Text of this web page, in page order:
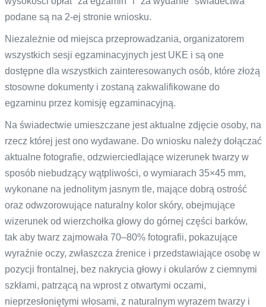
podane są na 2-ej stronie wniosku.
Niezależnie od miejsca przeprowadzania, organizatorem
wszystkich sesji egzaminacyjnych jest UKE i są one
dostępne dla wszystkich zainteresowanych osób, które złożą
stosowne dokumenty i zostaną zakwalifikowane do
egzaminu przez komisję egzaminacyjną.
Na świadectwie umieszczane jest aktualne zdjęcie osoby, na
rzecz której jest ono wydawane. Do wniosku należy dołączać
aktualne fotografie, odzwierciedlające wizerunek twarzy w
sposób niebudzący wątpliwości, o wymiarach 35×45 mm,
wykonane na jednolitym jasnym tle, mające dobrą ostrość
oraz odwzorowujące naturalny kolor skóry, obejmujące
wizerunek od wierzchołka głowy do górnej części barków,
tak aby twarz zajmowała 70–80% fotografii, pokazujące
wyraźnie oczy, zwłaszcza źrenice i przedstawiające osobę w
pozycji frontalnej, bez nakrycia głowy i okularów z ciemnymi
szkłami, patrzącą na wprost z otwartymi oczami,
nieprzesłoniętymi włosami, z naturalnym wyrazem twarzy i